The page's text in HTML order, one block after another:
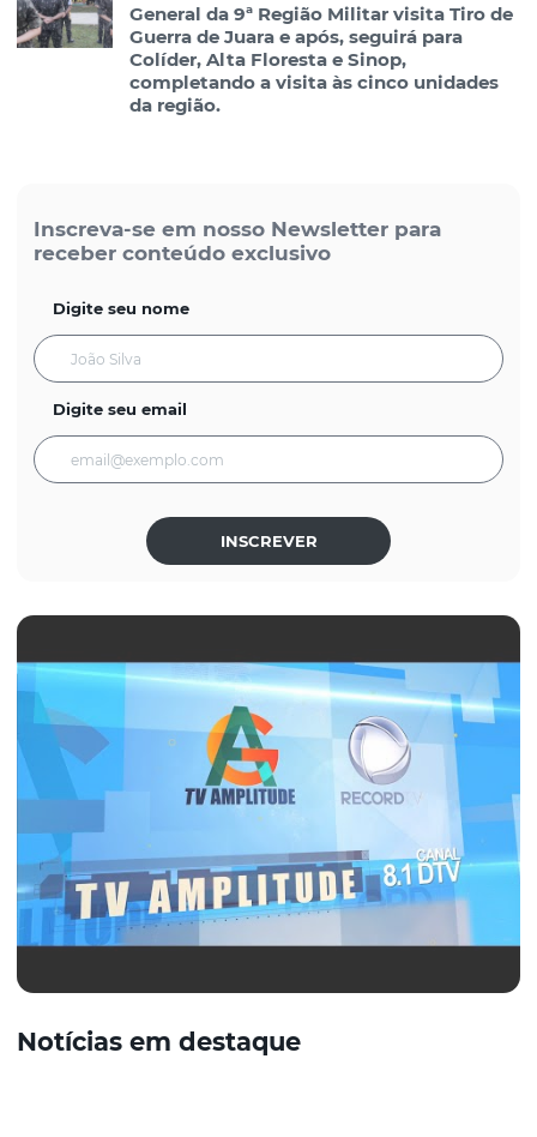
General da 9ª Região Militar visita Tiro de
Guerra de Juara e após, seguirá para
Colíder, Alta Floresta e Sinop,
completando a visita às cinco unidades
da região.
Inscreva-se em nosso Newsletter para
receber conteúdo exclusivo
Digite seu nome
Digite seu email
INSCREVER
Notícias em destaque